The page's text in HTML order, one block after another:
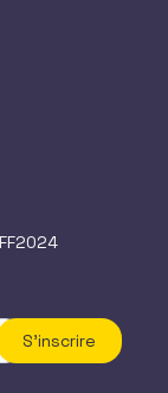
S'inscrire